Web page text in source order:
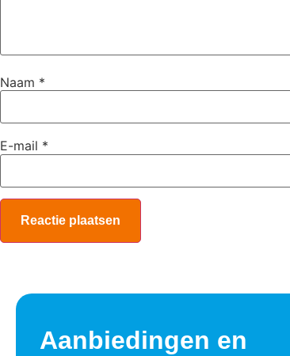
Naam *
E-mail *
Aanbiedingen en